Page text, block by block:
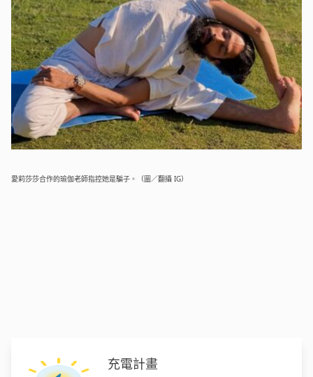
愛莉莎莎合作的瑜伽老師指控她是騙子。（圖／翻攝 IG）
充電計畫